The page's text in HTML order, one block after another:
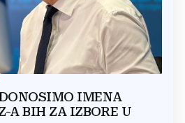
IMENA
A BIH ZA IZBORE U